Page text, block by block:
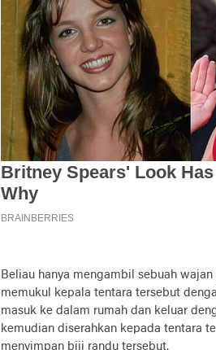
Beliau hanya mengambil sebuah
memukul kepala tentara tersebut
masuk ke dalam rumah dan keluar
kemudian diserahkan kepada tentara
menyimpan biji randu tersebut.